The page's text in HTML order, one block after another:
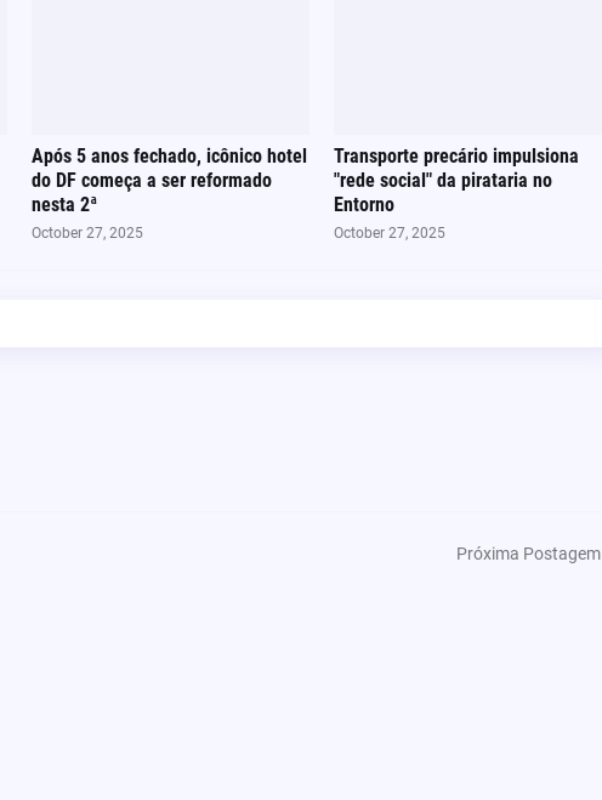
Após 5 anos fechado, icônico hotel
do DF começa a ser reformado
nesta 2ª
October 27, 2025
Transporte precário impulsiona
"rede social" da pirataria no
Entorno
October 27, 2025
Próxima Postagem